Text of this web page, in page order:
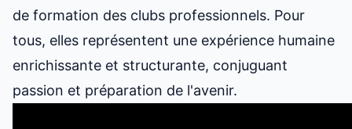
de formation des clubs professionnels. Pour
tous, elles représentent une expérience humaine
enrichissante et structurante, conjuguant
passion et préparation de l'avenir.